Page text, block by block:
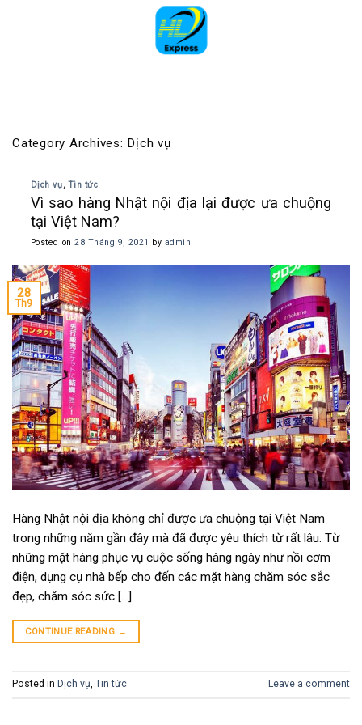
Category Archives: Dịch vụ
Dịch vụ, Tin tức
Vì sao hàng Nhật nội địa lại được ưa chuộng
tại Việt Nam?
Posted on28 Tháng 9, 2021 by admin
28
Th9
Hàng Nhật nội địa không chỉ được ưa chuộng tại Việt Nam
trong những năm gần đây mà đã được yêu thích từ rất lâu. Từ
những mặt hàng phục vụ cuộc sống hàng ngày như nồi cơm
điện, dụng cụ nhà bếp cho đến các mặt hàng chăm sóc sắc
đẹp, chăm sóc sức […]
CONTINUE READING →
Posted in Dịch vụ, Tin tức Leave a comment